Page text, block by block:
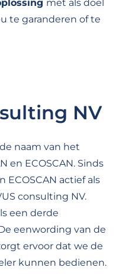
met als doel
te garanderen of te
NV
naam van het
en ECOSCAN. Sinds
ECOSCAN actief als
consulting NV.
een derde
eenwording van de
ervoor dat we de
kunnen bedienen.